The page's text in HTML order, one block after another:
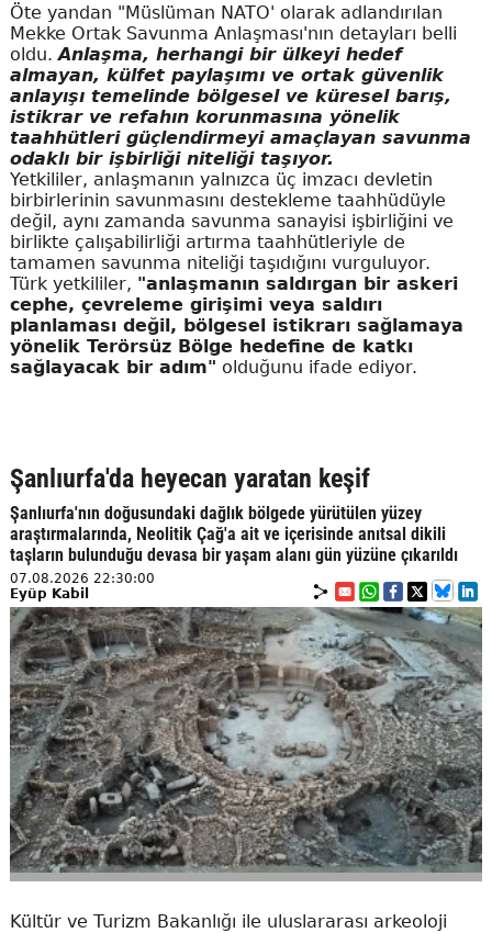
Öte yandan "Müslüman NATO' olarak adlandırılan
Mekke Ortak Savunma Anlaşması'nın detayları belli
oldu.Anlaşma, herhangi bir ülkeyi hedef
almayan, külfet paylaşımı ve ortak güvenlik
anlayışı temelinde bölgesel ve küresel barış,
istikrar ve refahın korunmasına yönelik
taahhütleri güçlendirmeyi amaçlayan savunma
odaklı bir işbirliği niteliği taşıyor.
Yetkililer, anlaşmanın yalnızca üç imzacı devletin
birbirlerinin savunmasını destekleme taahhüdüyle
değil, aynı zamanda savunma sanayisi işbirliğini ve
birlikte çalışabilirliği artırma taahhütleriyle de
tamamen savunma niteliği taşıdığını vurguluyor.
Türk yetkililer, "anlaşmanın saldırgan bir askeri
cephe, çevreleme girişimi veya saldırı
planlaması değil, bölgesel istikrarı sağlamaya
yönelik Terörsüz Bölge hedefine de katkı
sağlayacak bir adım" olduğunu ifade ediyor.
Şanlıurfa'da heyecan yaratan keşif
Şanlıurfa'nın doğusundaki dağlık bölgede yürütülen yüzey
araştırmalarında, Neolitik Çağ'a ait ve içerisinde anıtsal dikili
taşların bulunduğu devasa bir yaşam alanı gün yüzüne çıkarıldı
07.08.2026 22:30:00
Eyüp Kabil
Kültür ve Turizm Bakanlığı ile uluslararası arkeoloji